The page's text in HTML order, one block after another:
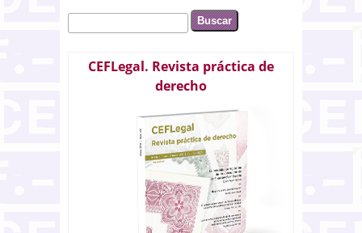
Formulario de búsqueda
Buscar
CEFLegal. Revista práctica de
derecho